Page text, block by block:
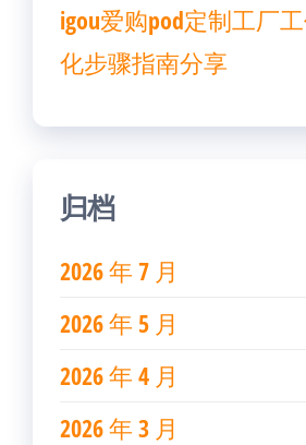
igou爱购pod定制工厂
化步骤指南分享
归档
2026 年 7 月
2026 年 5 月
2026 年 4 月
2026 年 3 月